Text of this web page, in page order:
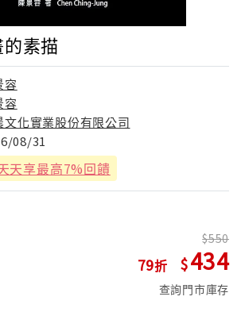
素描
容
容
文化實業股份有限公司
08/31
天享最高7%回饋
79
550
434
查詢門市庫存